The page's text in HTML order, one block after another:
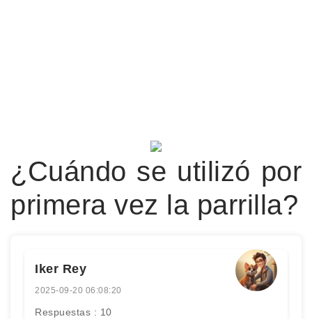
¿Cuándo se utilizó por
primera vez la parrilla?
Iker Rey
2025-09-20 06:08:20
Respuestas : 10